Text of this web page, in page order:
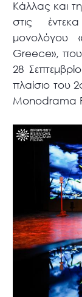
Κάλλας και
στις
μονολόγου
Greece»,
28
πλαίσιο του
Monodrama